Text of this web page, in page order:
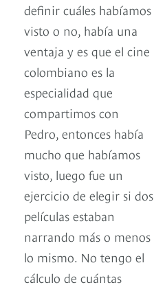
definir cuáles habíamos
visto o no, había una
ventaja y es que el cine
colombiano es la
especialidad que
compartimos con
Pedro, entonces había
mucho que habíamos
visto, luego fue un
ejercicio de elegir si dos
películas estaban
narrando más o menos
lo mismo. No tengo el
cálculo de cuántas